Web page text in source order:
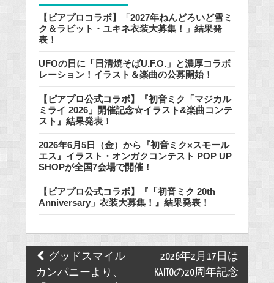
【ピアプロコラボ】「2027年ねんどろいど雪ミ
ク＆ラビット・ユキネ衣装大募集！」結果発
表！
UFOの日に「日清焼そばU.F.O.」と濃厚コラボ
レーション！イラスト＆楽曲の公募開始！
【ピアプロ公式コラボ】『初音ミク「マジカル
ミライ 2026」開催記念☆イラスト&楽曲コンテ
スト』結果発表！
2026年6月5日（金）から『初音ミク×スモール
エス』イラスト・オンガクコンテスト POP UP
SHOPが全国7会場で開催！
【ピアプロ公式コラボ】『「初音ミク 20th
Anniversary」衣装大募集！』結果発表！
Post
navigation
グッドスマイル
カンパニーより、
2026年2月17日は
KAITOの20周年記念